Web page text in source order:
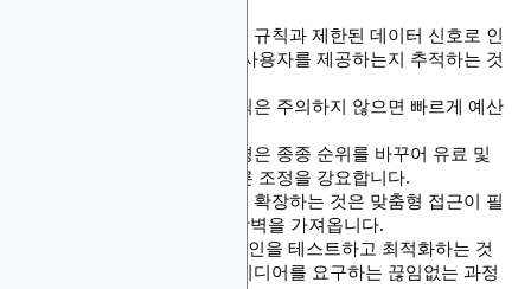
더 엄격한 개인정보보호 규칙과 제한된 데이터 신호로 인
해 어떤 캠페인이 실제 사용자를 제공하는지 추적하는 것
사기성 설치와 봇 트래픽은 주의하지 않으면 빠르게 예산
앱 스토어 알고리즘 변경은 종종 순위를 바꾸어 유료 및
오가닉 전략 모두에 빠른 조정을 강요합니다.
새로운 국가로 캠페인을 확장하는 것은 맞춤형 접근이 필
요한 언어, 문화, 규제 장벽을 가져옵니다.
최고의 ROI를 위해 캠페인을 테스트하고 최적화하는 것
은 집중력과 새로운 아이디어를 요구하는 끊임없는 과정